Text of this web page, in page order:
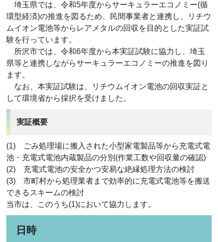
埼玉県では、令和5年度からサーキュラーエコノミー(循
環型経済)の推進を図るため、民間事業者と連携し、リチウ
ムイオン電池等からレアメタルの回収を目的とした実証試
験を行っています。
所沢市では、令和6年度から本実証試験に協力し、埼玉
県等と連携しながらサーキュラーエコノミーの推進を図り
ます。
なお、本実証試験は、リチウムイオン電池の回収実証と
して環境省から採択を受けました。
実証概要
(1) ごみ処理場に搬入された小型家電製品等から充電式電
池・充電式電池内蔵製品の分別(作業工数や回収量の確認)
(2) 充電式電池の安全かつ安易な絶縁処理方法の検討
(3) 市町村から処理業者まで効率的に充電式電池等を搬送
できるスキームの検討
当市は、このうち(1)において協力します。
日時